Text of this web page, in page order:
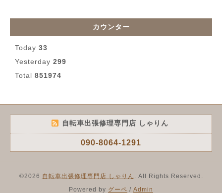
カウンター
Today 33
Yesterday 299
Total 851974
自転車出張修理専門店 しゃりん
090-8064-1291
©2026 自転車出張修理専門店 しゃりん
. All Rights Reserved.
Powered by グーペ / Admin